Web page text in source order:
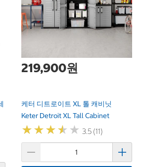
219,900원
케터 디트로이트 XL 톨 캐비닛
Keter Detroit XL Tall Cabinet
★★★★ ★
★★★★ ★ 3.5 (11)